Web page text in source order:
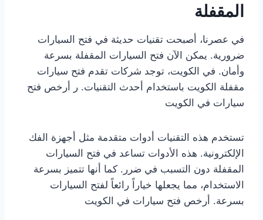
المقفلة
في عصرنا، أصبحت تقنيات حديثة في فتح السيارات
ضرورية. يمكن الآن فتح السيارات المقفلة بسرعة
وأمان. في الكويت، توجد شركات تقدم فتح سيارات
مقفلة الكويت باستخدام أحدث التقنيات. ر أرخص فتح
سيارات في الكويت
تستخدم هذه التقنيات أدوات متقدمة مثل أجهزة الفك
الإلكترونية. هذه الأدوات تساعد في فتح السيارات
المقفلة دون التسبب في ضرر. كما أنها تتميز بسرعة
الاستخدام، مما يجعلها خياراً رائعاً لفتح السيارات
بسرعة. أرخص فتح سيارات في الكويت